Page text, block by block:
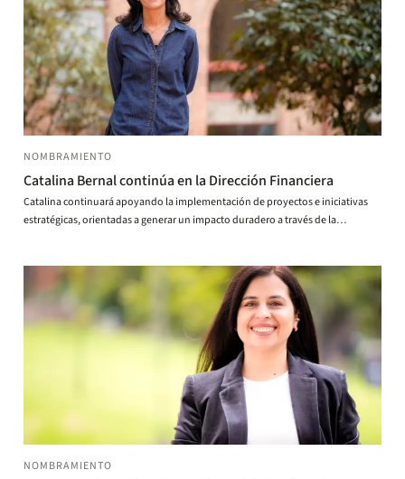
NOMBRAMIENTO
Catalina Bernal continúa en la Dirección Financiera
Catalina continuará apoyando la implementación de proyectos e iniciativas
estratégicas, orientadas a generar un impacto duradero a través de la
NOMBRAMIENTO